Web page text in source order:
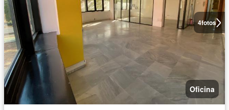
4fotos
Oficina